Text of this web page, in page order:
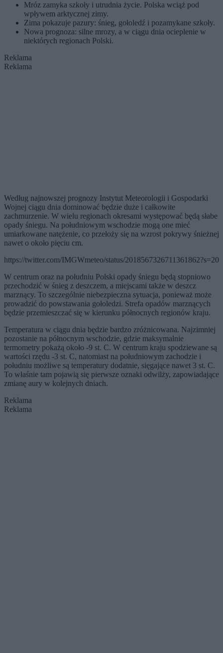
Mróz zamyka szkoły i utrudnia życie. Polska wciąż pod
wpływem arktycznej zimy.
Zima pokazuje pazury: śnieg, gołoledź i pozamykane szkoły.
Nowa prognoza: silne mrozy, a w ciągu dnia ocieplenie w
niektórych regionach Polski.
Reklama
Reklama
Według najnowszej prognozy Instytut Meteorologii i Gospodarki
Wojnej ciągu dnia dominować będzie duże i całkowite
zachmurzenie. W wielu regionach okresami występować będą słabe
opady śniegu. Na południowym wschodzie mogą one mieć
umiarkowane natężenie, co przełoży się na wzrost pokrywy śnieżnej
nawet o około pięciu cm.
https://twitter.com/IMGWmeteo/status/2018567326711361862?s=20
W centrum oraz na południu Polski opady śniegu będą stopniowo
przechodzić w śnieg z deszczem, a miejscami także w deszcz
marznący. To szczególnie niebezpieczna sytuacja, ponieważ może
prowadzić do powstawania gołoledzi. Strefa opadów marznących
będzie przemieszczać się w kierunku północnych regionów kraju.
Temperatura w ciągu dnia będzie bardzo zróżnicowana. Najzimniej
pozostanie na północnym wschodzie, gdzie maksymalnie
termometry pokażą około -9 st. C. W centrum kraju spodziewane są
wartości rzędu -3 st. C, natomiast na południowym zachodzie i
południu możliwe są temperatury dodatnie, sięgające nawet 3 st. C.
To właśnie tam pojawią się pierwsze oznaki odwilży, zapowiadające
zmianę aury w kolejnych dniach.
Reklama
Reklama